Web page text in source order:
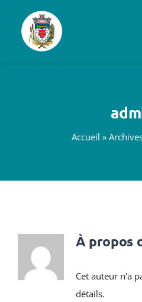
contenu
CULTURE & PATRIMOINE
Accueil »
À propos
Cet auteur n'a
détails.